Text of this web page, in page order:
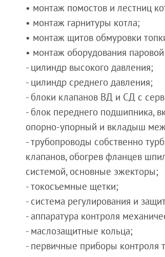
• монтаж помостов и лестниц
• монтаж гарнитуры котла;
• монтаж щитов обмуровки
• монтаж оборудования
- цилиндр высокого давления;
- цилиндр среднего давления;
- блоки клапанов ВД и СД с
- блок переднего подшипника,
опорно-упорный и вкладыш
- трубопроводы собственно
клапанов, обогрев фланцев
системой, основные эжекторы;
- токосъемные щетки;
- система регулирования и
- аппаратура контроля
- маслозащитные кольца;
- первичные приборы контроля